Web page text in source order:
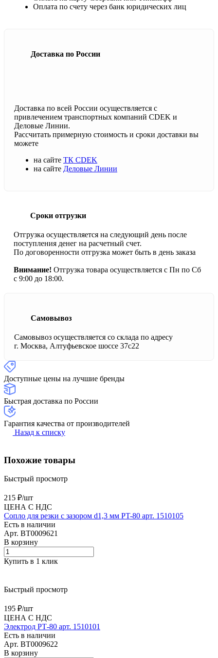
Оплата по счету через банк юридических лиц
Доставка по России
Доставка по всей России осуществляется с
привлечением транспортных компаний CDEK и
Деловые Линии.
Рассчитать примерную стоимость и сроки доставки вы
можете
на сайте ТК CDEK
на сайте Деловые Линии
Сроки отгрузки
Отгрузка осуществляется на следующий день после
поступления денег на расчетный счет.
По договоренности отгрузка может быть в день заказа
Внимание! Отгрузка товара осуществляется с Пн по Сб
с 9:00 до 18:00.
Самовывоз
Самовывоз осуществляется со склада по адресу
г. Москва, Алтуфьевское шоссе 37с22
Доступные цены на лучшие бренды
Быстрая доставка по России
Гарантия качества от производителей
Назад к списку
Похожие товары
Быстрый просмотр
215 ₽/шт
ЦЕНА С НДС
Сопло для резки с зазором d1,3 мм PT-80 арт. 1510105
Есть в наличии
Арт. BT0009621
В корзину
Купить в 1 клик
Быстрый просмотр
195 ₽/шт
ЦЕНА С НДС
Электрод РТ-80 арт. 1510101
Есть в наличии
Арт. BT0009622
В корзину